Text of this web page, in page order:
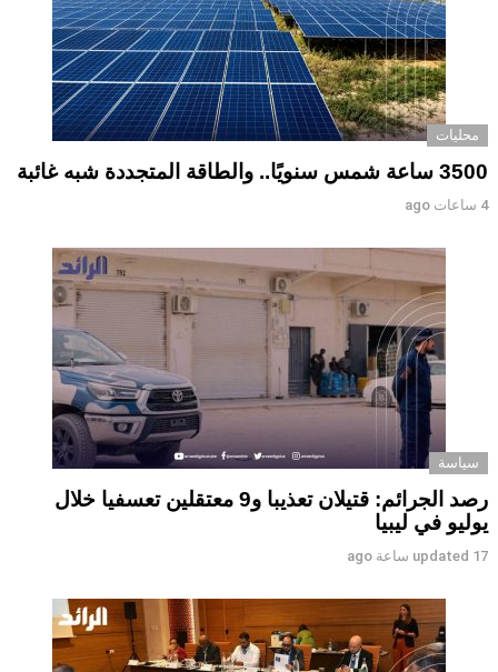
محليات
3500 ساعة شمس سنويًا.. والطاقة المتجددة شبه غائبة
4 ساعات ago
سياسة
رصد الجرائم: قتيلان تعذيبا و9 معتقلين تعسفيا خلال
يوليو في ليبيا
updated 17 ساعة ago